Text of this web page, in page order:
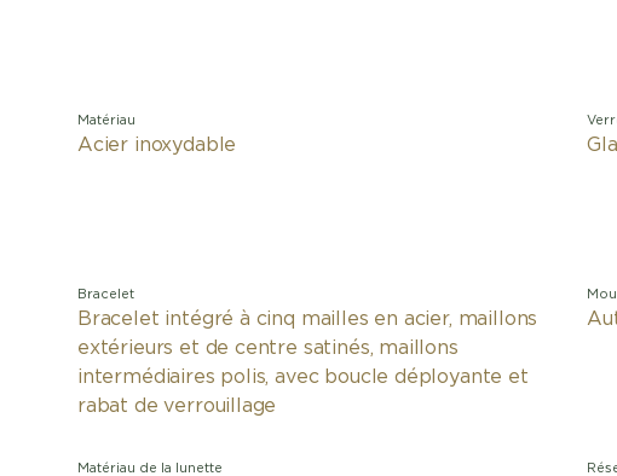
Matériau
Acier inoxydable
Bracelet
Bracelet intégré à cinq mailles en acier, maillons
extérieurs et de centre satinés, maillons
intermédiaires polis, avec boucle déployante et
rabat de verrouillage
Matériau de la lunette